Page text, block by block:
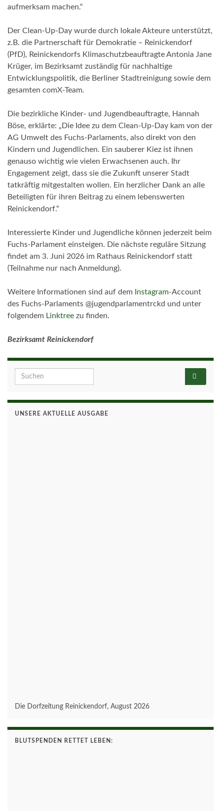
aufmerksam machen.“
Der Clean-Up-Day wurde durch lokale Akteure unterstützt,
z.B. die Partnerschaft für Demokratie – Reinickendorf
(PfD), Reinickendorfs Klimaschutzbeauftragte Antonia Jane
Krüger, im Bezirksamt zuständig für nachhaltige
Entwicklungspolitik, die Berliner Stadtreinigung sowie dem
gesamten comX-Team.
Die bezirkliche Kinder- und Jugendbeauftragte, Hannah
Böse, erklärte: „Die Idee zu dem Clean-Up-Day kam von der
AG Umwelt des Fuchs-Parlaments, also direkt von den
Kindern und Jugendlichen. Ein sauberer Kiez ist ihnen
genauso wichtig wie vielen Erwachsenen auch. Ihr
Engagement zeigt, dass sie die Zukunft unserer Stadt
tatkräftig mitgestalten wollen. Ein herzlicher Dank an alle
Beteiligten für ihren Beitrag zu einem lebenswerten
Reinickendorf.“
Interessierte Kinder und Jugendliche können jederzeit beim
Fuchs-Parlament einsteigen. Die nächste reguläre Sitzung
findet am 3. Juni 2026 im Rathaus Reinickendorf statt
(Teilnahme nur nach Anmeldung).
Weitere Informationen sind auf dem Instagram-Account
des Fuchs-Parlaments @jugendparlamentrckd und unter
folgendem Linktree zu finden.
Bezirksamt Reinickendorf
Search for:
UNSERE AKTUELLE AUSGABE
Die Dorfzeitung Reinickendorf, August 2026
BLUTSPENDEN RETTET LEBEN: